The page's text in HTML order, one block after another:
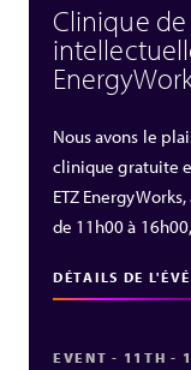
Clinique
Nous avons le
clinique gratuite
ETZ
de 11h00 à
DÉTAILS DE
EVENT - 11TH -